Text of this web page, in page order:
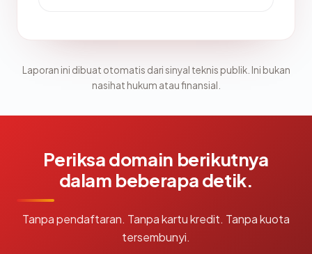
Laporan ini dibuat otomatis dari sinyal teknis publik. Ini bukan
nasihat hukum atau finansial.
Periksa domain berikutnya
dalam beberapa detik.
Tanpa pendaftaran. Tanpa kartu kredit. Tanpa kuota
tersembunyi.